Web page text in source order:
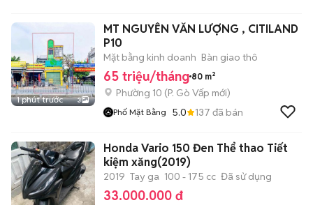
1 phút trước 3
MT NGUYỄN VĂN LƯỢNG , CITILAND
P10
Mặt bằng kinh doanh Bàn giao thô
65 triệu/tháng 80 m²
Phường 10 (P. Gò Vấp mới)
Phố Mặt Bằng 5.0 137 đã bán
Honda Vario 150 Đen Thể thao Tiết
kiệm xăng(2019)
2019 Tay ga 100 - 175 cc Đã sử dụng
33.000.000 đ